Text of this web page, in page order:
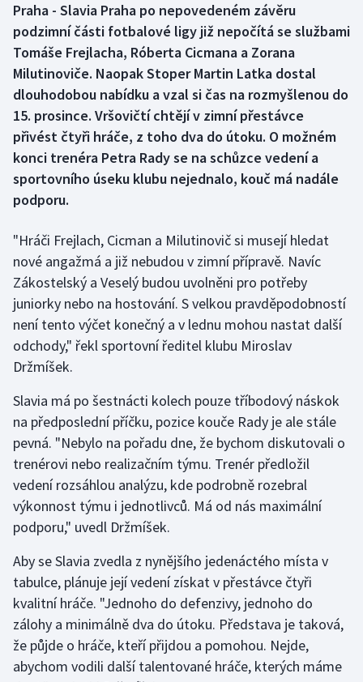
Boby a skeleton
Box
Curling
Dostihy
Florbal
Golf
Gymnastika
Házená
Jezdectví
Judo
Krasobruslení
Lezení
Lyže a snowboard
Moderní pětiboj
Motorsport
Olympijské hry
AZ kvíz
Praha - Slavia Praha po nepovedeném závěru
podzimní části fotbalové ligy již nepočítá se službami
Tomáše Frejlacha, Róberta Cicmana a Zorana
Milutinoviče. Naopak Stoper Martin Latka dostal
dlouhodobou nabídku a vzal si čas na rozmyšlenou do
15. prosince. Vršovičtí chtějí v zimní přestávce
přivést čtyři hráče, z toho dva do útoku. O možném
konci trenéra Petra Rady se na schůzce vedení a
sportovního úseku klubu nejednalo, kouč má nadále
podporu.
"Hráči Frejlach, Cicman a Milutinovič si musejí hledat
nové angažmá a již nebudou v zimní přípravě. Navíc
Zákostelský a Veselý budou uvolněni pro potřeby
juniorky nebo na hostování. S velkou pravděpodobností
není tento výčet konečný a v lednu mohou nastat další
odchody," řekl sportovní ředitel klubu Miroslav
Držmíšek.
Slavia má po šestnácti kolech pouze tříbodový náskok
na předposlední příčku, pozice kouče Rady je ale stále
pevná. "Nebylo na pořadu dne, že bychom diskutovali o
trenérovi nebo realizačním týmu. Trenér předložil
vedení rozsáhlou analýzu, kde podrobně rozebral
výkonnost týmu i jednotlivců. Má od nás maximální
podporu," uvedl Držmíšek.
Aby se Slavia zvedla z nynějšího jedenáctého místa v
tabulce, plánuje její vedení získat v přestávce čtyři
kvalitní hráče. "Jednoho do defenzivy, jednoho do
zálohy a minimálně dva do útoku. Představa je taková,
že půjde o hráče, kteří přijdou a pomohou. Nejde,
abychom vodili další talentované hráče, kterých máme